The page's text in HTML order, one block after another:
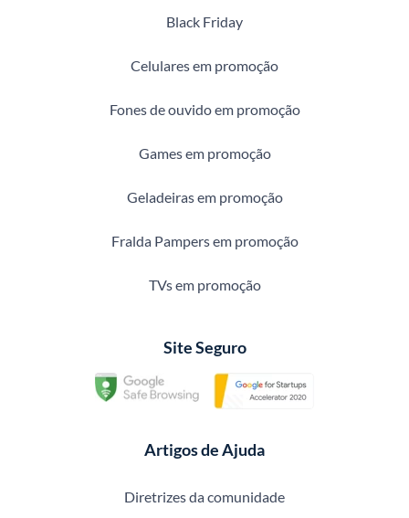
Black Friday
Celulares em promoção
Fones de ouvido em promoção
Games em promoção
Geladeiras em promoção
Fralda Pampers em promoção
TVs em promoção
Site Seguro
Artigos de Ajuda
Diretrizes da comunidade